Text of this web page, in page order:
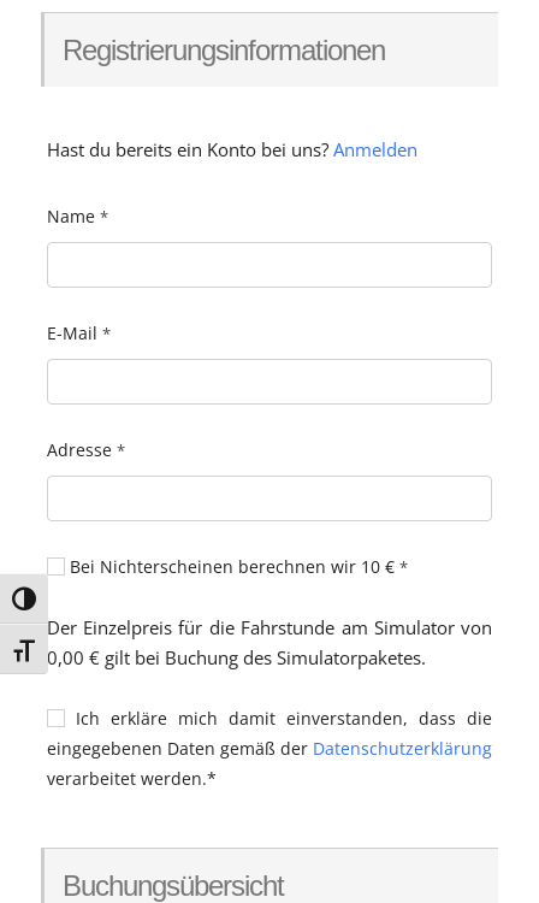
Umschalten auf hohe Kontraste
Schrift vergrößern
Registrierungsinformationen
Hast du bereits ein Konto bei uns? Anmelden
Name *
E-Mail *
Adresse *
Bei Nichterscheinen berechnen wir 10 € *
Der Einzelpreis für die Fahrstunde am Simulator von
0,00 € gilt bei Buchung des Simulatorpaketes.
Ich erkläre mich damit einverstanden, dass die
eingegebenen Daten gemäß der Datenschutzerklärung
verarbeitet werden.*
Buchungsübersicht